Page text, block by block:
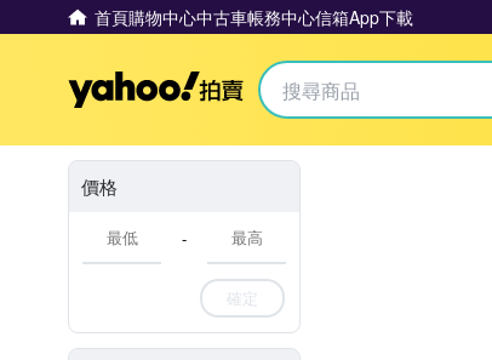
首頁購物中心中古車帳務中心信箱App下載
Yahoo拍賣
價格
-
確定